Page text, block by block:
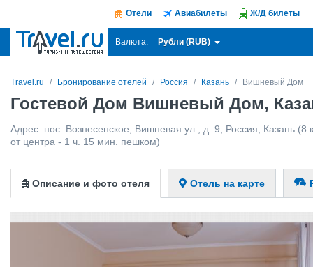
Отели Авиабилеты Ж/Д билеты
Валюта: Рубли (RUB)
Travel.ru Бронирование отелей Россия Казань Вишневый Дом
Гостевой Дом Вишневый Дом,
Адрес: пос. Вознесенское, Вишневая ул., д. 9 Россия Казань (8
от центра - 1 ч. 15 мин. пешком)
Описание и фото отеля Отель на карте